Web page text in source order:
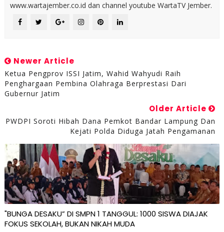
www.wartajember.co.id dan channel youtube WartaTV Jember.
Newer Article
Ketua Pengprov ISSI Jatim, Wahid Wahyudi Raih
Penghargaan Pembina Olahraga Berprestasi Dari
Gubernur Jatim
Older Article
PWDPI Soroti Hibah Dana Pemkot Bandar Lampung Dan
Kejati Polda Diduga Jatah Pengamanan
"BUNGA DESAKU” DI SMPN 1 TANGGUL: 1000 SISWA DIAJAK
FOKUS SEKOLAH, BUKAN NIKAH MUDA